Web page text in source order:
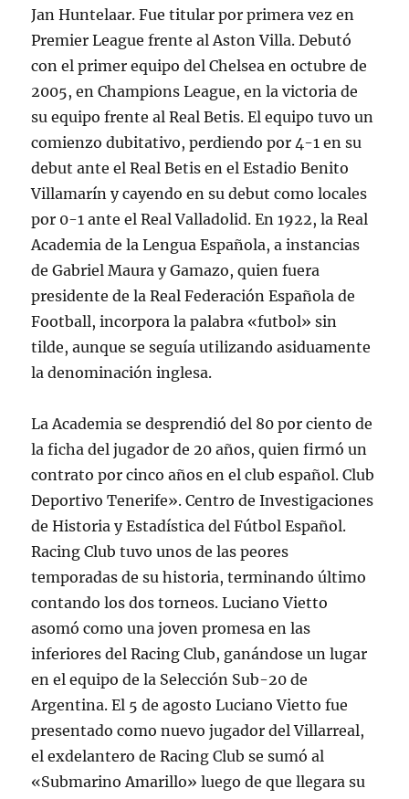
Jan Huntelaar. Fue titular por primera vez en
Premier League frente al Aston Villa. Debutó
con el primer equipo del Chelsea en octubre de
2005, en Champions League, en la victoria de
su equipo frente al Real Betis. El equipo tuvo un
comienzo dubitativo, perdiendo por 4-1 en su
debut ante el Real Betis en el Estadio Benito
Villamarín y cayendo en su debut como locales
por 0-1 ante el Real Valladolid. En 1922, la Real
Academia de la Lengua Española, a instancias
de Gabriel Maura y Gamazo, quien fuera
presidente de la Real Federación Española de
Football, incorpora la palabra «futbol» sin
tilde, aunque se seguía utilizando asiduamente
la denominación inglesa.
La Academia se desprendió del 80 por ciento de
la ficha del jugador de 20 años, quien firmó un
contrato por cinco años en el club español. Club
Deportivo Tenerife». Centro de Investigaciones
de Historia y Estadística del Fútbol Español.
Racing Club tuvo unos de las peores
temporadas de su historia, terminando último
contando los dos torneos. Luciano Vietto
asomó como una joven promesa en las
inferiores del Racing Club, ganándose un lugar
en el equipo de la Selección Sub-20 de
Argentina. El 5 de agosto Luciano Vietto fue
presentado como nuevo jugador del Villarreal,
el exdelantero de Racing Club se sumó al
«Submarino Amarillo» luego de que llegara su